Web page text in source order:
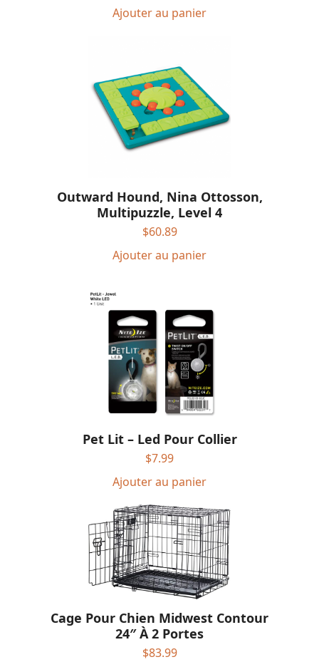
Ajouter au panier
Outward Hound, Nina Ottosson,
Multipuzzle, Level 4
$60.89
Ajouter au panier
Pet Lit – Led Pour Collier
$7.99
Ajouter au panier
Cage Pour Chien Midwest Contour
24″ À 2 Portes
$83.99